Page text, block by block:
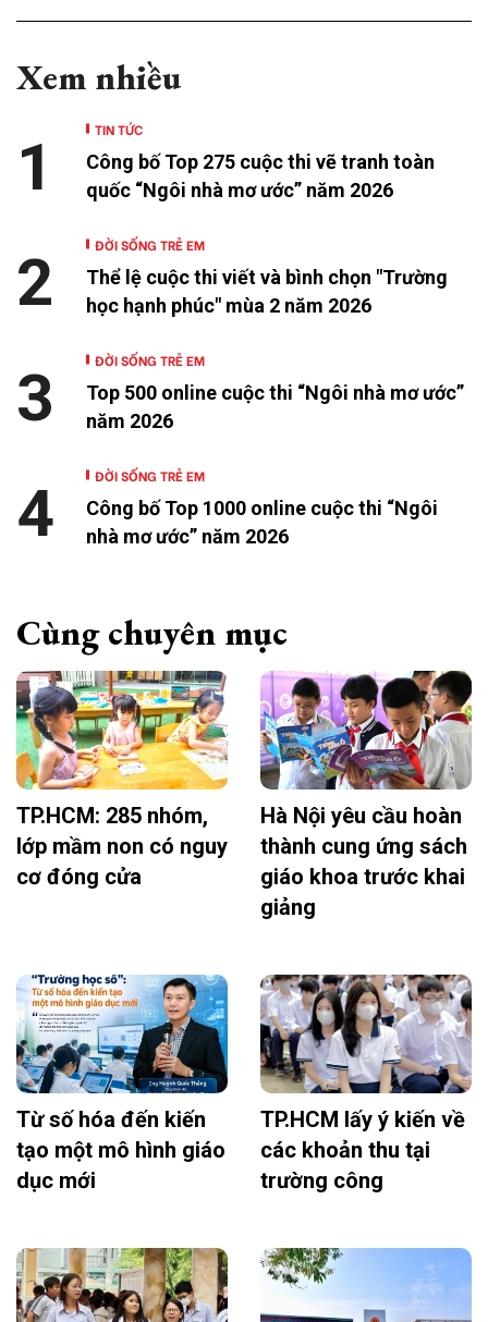
Xem nhiều
TIN TỨC
Công bố Top 275 cuộc thi vẽ tranh toàn
quốc “Ngôi nhà mơ ước” năm 2026
1
ĐỜI SỐNG TRẺ EM
Thể lệ cuộc thi viết và bình chọn "Trường
học hạnh phúc" mùa 2 năm 2026
2
ĐỜI SỐNG TRẺ EM
Top 500 online cuộc thi “Ngôi nhà mơ ước”
năm 2026
3
ĐỜI SỐNG TRẺ EM
Công bố Top 1000 online cuộc thi “Ngôi
nhà mơ ước” năm 2026
4
Cùng chuyên mục
TP.HCM: 285 nhóm,
lớp mầm non có nguy
cơ đóng cửa
Hà Nội yêu cầu hoàn
thành cung ứng sách
giáo khoa trước khai
giảng
Từ số hóa đến kiến
tạo một mô hình giáo
dục mới
TP.HCM lấy ý kiến về
các khoản thu tại
trường công